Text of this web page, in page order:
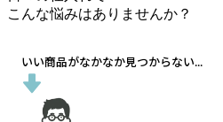
こんな悩みはありませんか？
いい商品がなかなか見つからない...